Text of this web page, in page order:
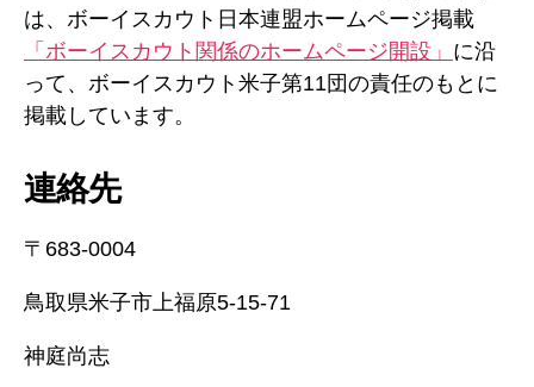
は、ボーイスカウト日本連盟ホームページ掲載
「ボーイスカウト関係のホームページ開設」 に沿
って、ボーイスカウト米子第11団の責任のもとに
掲載しています。
連絡先
〒683-0004
鳥取県米子市上福原5-15-71
神庭尚志